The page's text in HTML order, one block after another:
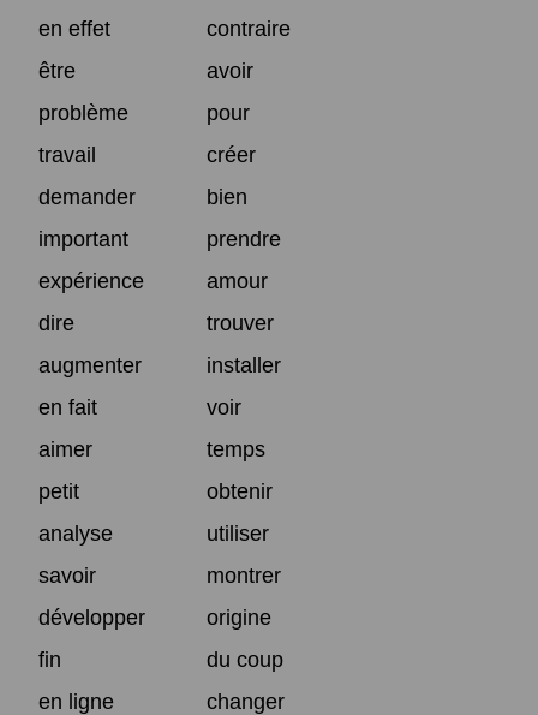
en effet
contraire
être
avoir
problème
pour
travail
créer
demander
bien
important
prendre
expérience
amour
dire
trouver
augmenter
installer
en fait
voir
aimer
temps
petit
obtenir
analyse
utiliser
savoir
montrer
développer
origine
fin
du coup
en ligne
changer